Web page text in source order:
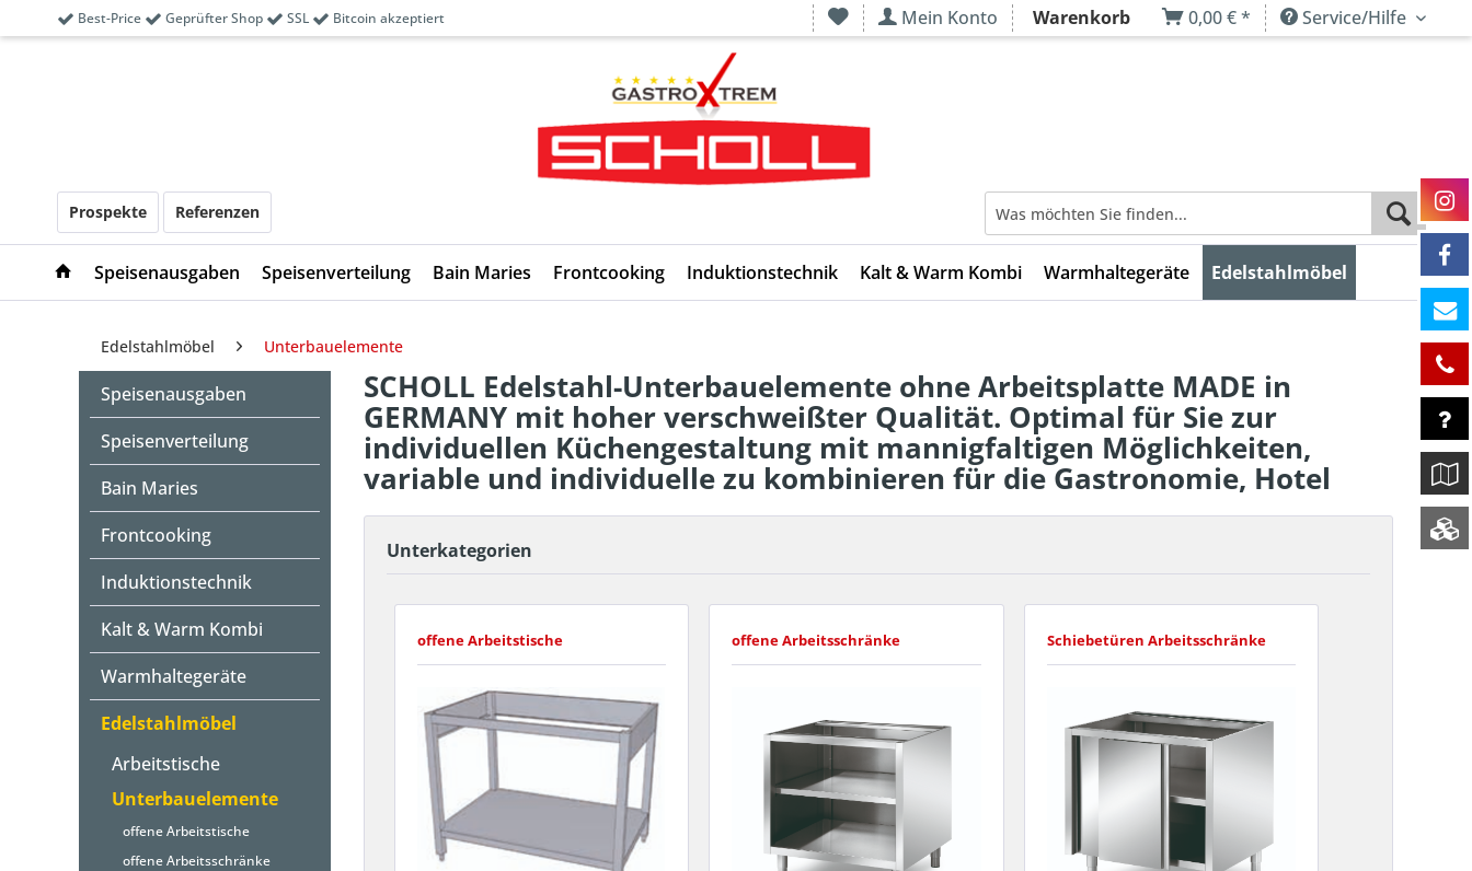
Best-Price Geprüfter Shop SSL Bitcoin akzeptiert Mein Konto Warenkorb 0,00 € * Service/Hilfe
Prospekte Referenzen
Speisenausgaben Speisenverteilung Bain Maries Frontcooking Induktionstechnik Kalt & Warm Kombi Warmhaltegeräte Edelstahlmöbel
Edelstahlmöbel Unterbauelemente
Speisenausgaben
Speisenverteilung
Bain Maries
Frontcooking
Induktionstechnik
Kalt & Warm Kombi
Warmhaltegeräte
Edelstahlmöbel
Arbeitstische
Unterbauelemente
offene Arbeitstische
offene Arbeitsschränke
SCHOLL Edelstahl-Unterbauelemente ohne Arbeitsplatte MADE in
GERMANY mit hoher verschweißter Qualität. Optimal für Sie zur
individuellen Küchengestaltung mit mannigfaltigen Möglichkeiten,
variable und individuelle zu kombinieren für die Gastronomie, Hotel
Unterkategorien
offene Arbeitstische offene Arbeitsschränke Schiebetüren Arbeitsschränke